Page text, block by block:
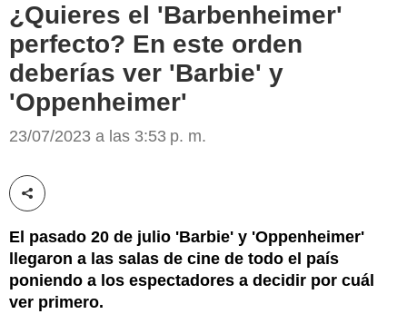
¿Quieres el 'Barbenheimer'
perfecto? En este orden
deberías ver 'Barbie' y
'Oppenheimer'
23/07/2023 a las 3:53 p. m.
Compartir esta noticia
El pasado 20 de julio 'Barbie' y 'Oppenheimer'
llegaron a las salas de cine de todo el país
poniendo a los espectadores a decidir por cuál
ver primero.